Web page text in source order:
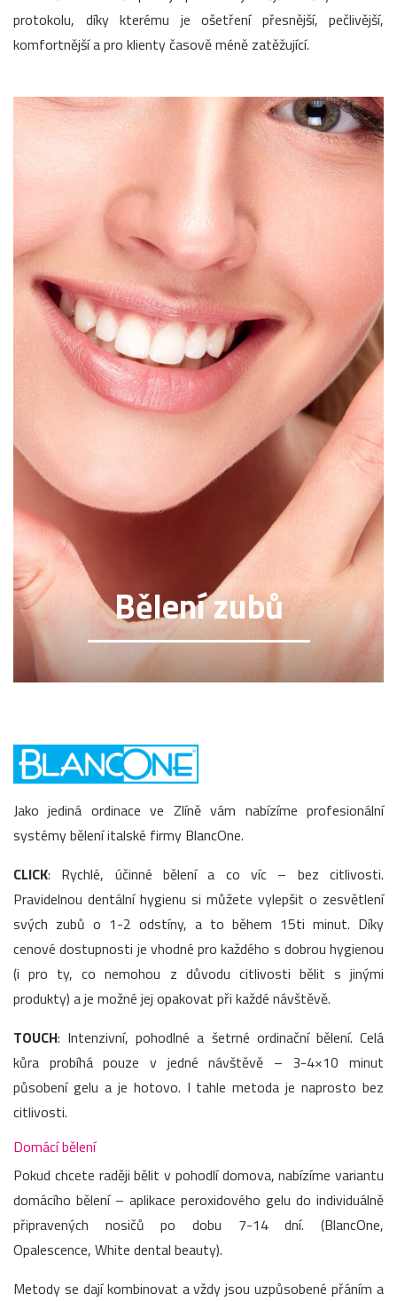
protokolu, díky kterému je ošetření přesnější, pečlivější,
komfortnější a pro klienty časově méně zatěžující.
Jako jediná ordinace ve Zlíně vám nabízíme profesionální
systémy bělení italské firmy BlancOne.
CLICK: Rychlé, účinné bělení a co víc – bez citlivosti.
Pravidelnou dentální hygienu si můžete vylepšit o zesvětlení
svých zubů o 1-2 odstíny, a to během 15ti minut. Díky
cenové dostupnosti je vhodné pro každého s dobrou hygienou
(i pro ty, co nemohou z důvodu citlivosti bělit s jinými
produkty) a je možné jej opakovat při každé návštěvě.
TOUCH: Intenzivní, pohodlné a šetrné ordinační bělení. Celá
kůra probíhá pouze v jedné návštěvě – 3-4×10 minut
působení gelu a je hotovo. I tahle metoda je naprosto bez
citlivosti.
Domácí bělení
Pokud chcete raději bělit v pohodlí domova, nabízíme variantu
domácího bělení – aplikace peroxidového gelu do individuálně
připravených nosičů po dobu 7-14 dní. (BlancOne,
Opalescence, White dental beauty).
Metody se dají kombinovat a vždy jsou uzpůsobené přáním a
Bělení zubů